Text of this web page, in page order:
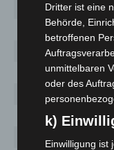
Barsinghausen37
Burgdorf
80
Burgwedel
44
Garbsen
143
Gehrden
19
Hemmingen
52
Isernhagen
33
Dritter ist eine
Behörde,
betroffenen
unmittelbaren
oder des
k)
Einwilligung ist